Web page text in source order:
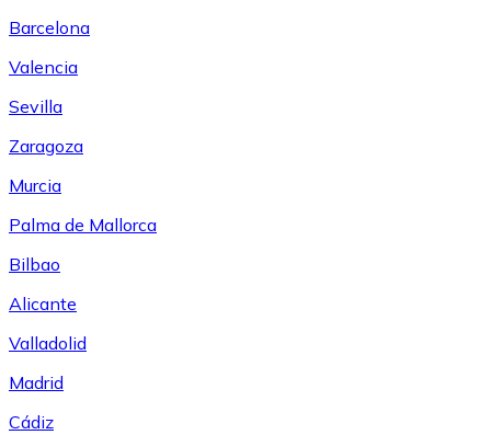
Barcelona
Valencia
Sevilla
Zaragoza
Murcia
Palma de Mallorca
Bilbao
Alicante
Valladolid
Madrid
Cádiz